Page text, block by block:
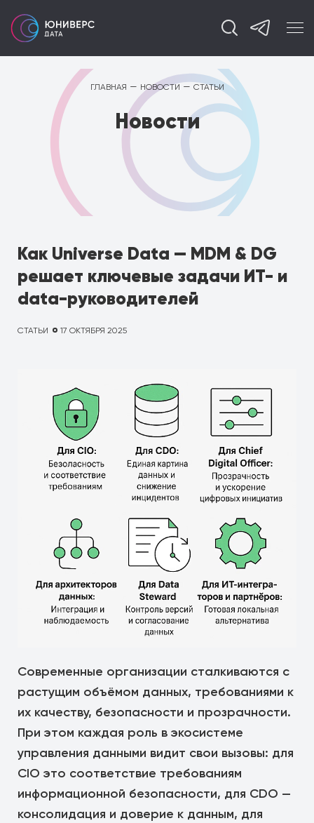
ГЛАВНАЯ — НОВОСТИ — СТАТЬИ
Новости
Как Universe Data — MDM & DG
решает ключевые задачи ИТ- и
data-руководителей
СТАТЬИ 17 ОКТЯБРЯ 2025
Современные организации сталкиваются с
растущим объёмом данных, требованиями к
их качеству, безопасности и прозрачности.
При этом каждая роль в экосистеме
управления данными видит свои вызовы: для
CIO это соответствие требованиям
информационной безопасности, для CDO —
консолидация и доверие к данным, для